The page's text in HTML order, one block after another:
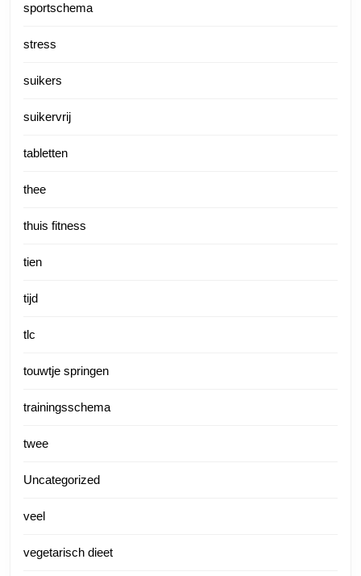
sportschema
stress
suikers
suikervrij
tabletten
thee
thuis fitness
tien
tijd
tlc
touwtje springen
trainingsschema
twee
Uncategorized
veel
vegetarisch dieet